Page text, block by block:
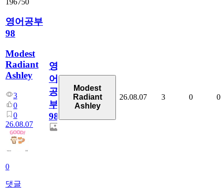
영어공부
98
Modest
Radiant
Ashley
3
0
0
26.08.07
0
댓글
영
어
공
부
98
Modest
Radiant
Ashley
26.08.07 3 0 0